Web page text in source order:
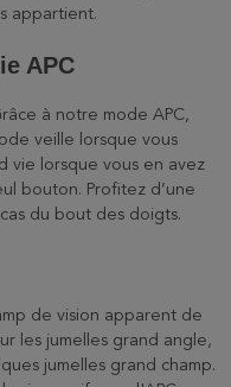
appartient.
APC
à notre mode APC,
veille lorsque vous
vie lorsque vous en avez
bouton. Profitez d’une
du bout des doigts.
de vision apparent de
les jumelles grand angle,
jumelles grand champ.